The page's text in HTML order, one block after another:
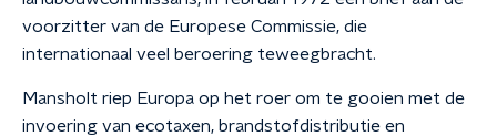
voorzitter van de Europese Commissie, die
internationaal veel beroering teweegbracht.
Mansholt riep Europa op het roer om te gooien met de
invoering van ecotaxen, brandstofdistributie en